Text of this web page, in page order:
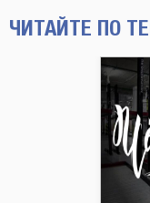
ЧИТАЙТЕ ПО